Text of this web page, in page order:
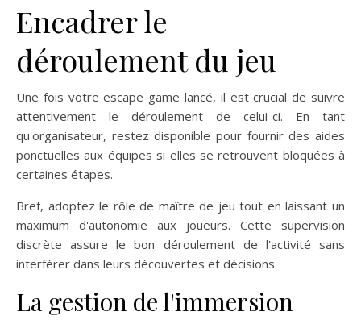
Encadrer le
déroulement du jeu
Une fois votre escape game lancé, il est crucial de suivre
attentivement le déroulement de celui-ci. En tant
qu'organisateur, restez disponible pour fournir des aides
ponctuelles aux équipes si elles se retrouvent bloquées à
certaines étapes.
Bref, adoptez le rôle de maître de jeu tout en laissant un
maximum d'autonomie aux joueurs. Cette supervision
discrète assure le bon déroulement de l'activité sans
interférer dans leurs découvertes et décisions.
La gestion de l'immersion